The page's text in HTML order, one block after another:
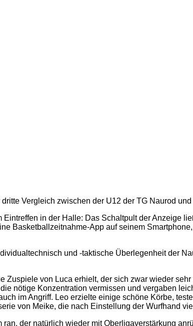
Vergleich zwischen der U12 der TG Naurod
in der Halle: Das Schaltpult der Anzeige
Basketballzeitnahme-App auf seinem
und -taktische Überlegenheit der
von Luca erhielt, der sich zwar wieder
nötige Konzentration vermissen und vergaben
im Angriff. Leo erzielte einige schöne Körbe,
von Meike, die nach Einstellung der Wurfhand
der natürlich wieder mit Oberligaverstärkung